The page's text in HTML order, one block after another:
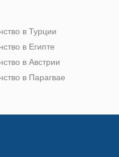
в Турции
в Египте
в Австрии
в Парагвае